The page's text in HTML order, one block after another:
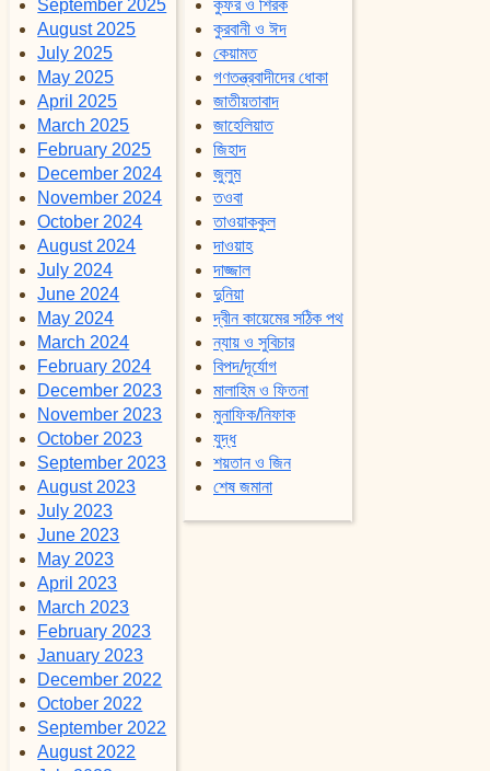
September 2025
August 2025
July 2025
May 2025
April 2025
March 2025
February 2025
December 2024
November 2024
October 2024
August 2024
July 2024
June 2024
May 2024
March 2024
February 2024
December 2023
November 2023
October 2023
September 2023
August 2023
July 2023
June 2023
May 2023
April 2023
March 2023
February 2023
January 2023
December 2022
October 2022
September 2022
August 2022
কুফর ও শিরক
কুরবানী ও ঈদ
কেয়ামত
গণতন্ত্রবাদীদের ধোকা
জাতীয়তাবাদ
জাহেলিয়াত
জিহাদ
জুলুম
তওবা
তাওয়াককুল
দাওয়াহ
দাজ্জাল
দুনিয়া
দ্বীন কায়েমের সঠিক পথ
ন্যায় ও সুবিচার
বিপদ/দূর্যোগ
মালাহিম ও ফিতনা
মুনাফিক/নিফাক
যুদ্ধ
শয়তান ও জিন
শেষ জমানা